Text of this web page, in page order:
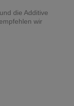
die Additive
wir